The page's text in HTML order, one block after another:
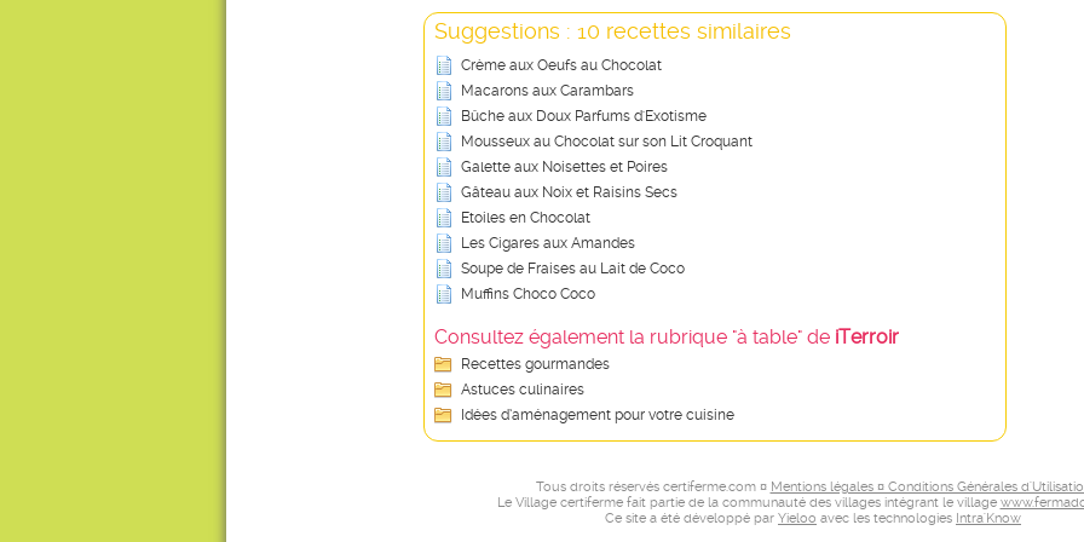
Suggestions : 10 recettes similaires
Crème aux Oeufs au Chocolat
Macarons aux Carambars
Bûche aux Doux Parfums d'Exotisme
Mousseux au Chocolat sur son Lit Croquant
Galette aux Noisettes et Poires
Gâteau aux Noix et Raisins Secs
Etoiles en Chocolat
Les Cigares aux Amandes
Soupe de Fraises au Lait de Coco
Muffins Choco Coco
Consultez également la rubrique "à table" de iTerroir
Recettes gourmandes
Astuces culinaires
Idées d’aménagement pour votre cuisine
Tous droits réservés certiferme.com ¤ Mentions légales ¤ Conditions Générales
Le Village certiferme fait partie de la communauté des villages intégrant le village
Ce site a été développé par Yieloo avec les technologies Intra'Know